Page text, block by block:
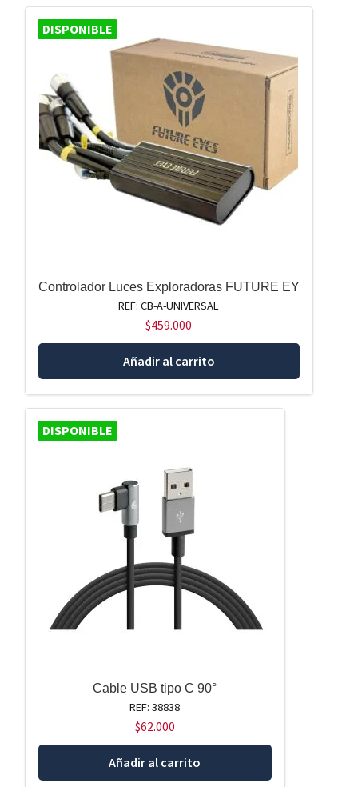
DISPONIBLE
Controlador Luces Exploradoras FUTURE EY
REF: CB-A-UNIVERSAL
$459.000
Añadir al carrito
DISPONIBLE
Cable USB tipo C 90°
REF: 38838
$62.000
Añadir al carrito